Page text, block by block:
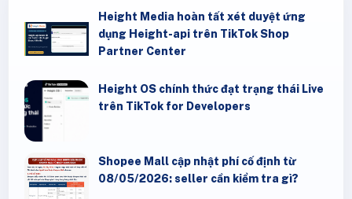
Height Media hoàn tất xét duyệt ứng
dụng Height-api trên TikTok Shop
Partner Center
Height OS chính thức đạt trạng thái Live
trên TikTok for Developers
Shopee Mall cập nhật phí cố định từ
08/05/2026: seller cần kiểm tra gì?